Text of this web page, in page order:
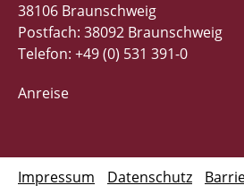
38106 Braunschweig
Postfach: 38092 Braunschweig
Telefon: +49 (0) 531 391-0
Anreise
Impressum Datenschutz